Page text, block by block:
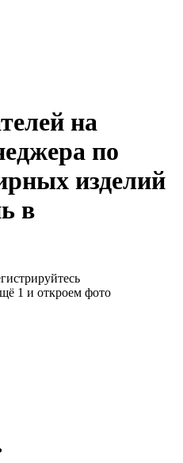
на
по
изделий
в
1 и откроем фото